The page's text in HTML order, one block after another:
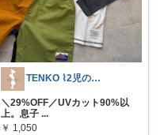
TENKO ⌇2児のママ＊暮らしを便利に
＼29%OFF／UVカット90%以
上。息子 ...
￥ 1,050